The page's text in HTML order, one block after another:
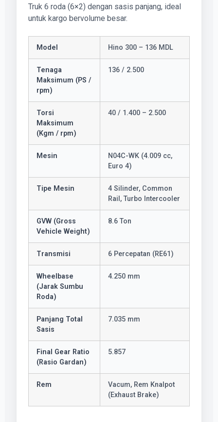
Truk 6 roda (6×2) dengan sasis panjang, ideal
untuk kargo bervolume besar.
Model Hino 300 – 136 MDL
Tenaga
Maksimum (PS /
rpm)
136 / 2.500
Torsi
Maksimum
(Kgm / rpm)
40 / 1.400 – 2.500
Mesin
N04C-WK (4.009 cc,
Euro 4)
Tipe Mesin
4 Silinder, Common
Rail, Turbo Intercooler
GVW (Gross
Vehicle Weight)
8.6 Ton
Transmisi 6 Percepatan (RE61)
Wheelbase
(Jarak Sumbu
Roda)
4.250 mm
Panjang Total
Sasis
7.035 mm
Final Gear Ratio
(Rasio Gardan)
5.857
Rem
Vacum, Rem Knalpot
(Exhaust Brake)